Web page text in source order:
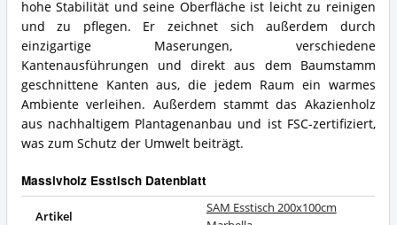
hohe Stabilität und seine Oberfläche ist leicht zu reinigen
und zu pflegen. Er zeichnet sich außerdem durch
einzigartige Maserungen, verschiedene
Kantenausführungen und direkt aus dem Baumstamm
geschnittene Kanten aus, die jedem Raum ein warmes
Ambiente verleihen. Außerdem stammt das Akazienholz
aus nachhaltigem Plantagenanbau und ist FSC-zertifiziert,
was zum Schutz der Umwelt beiträgt.
Massivholz Esstisch Datenblatt
Artikel
SAM Esstisch 200x100cm